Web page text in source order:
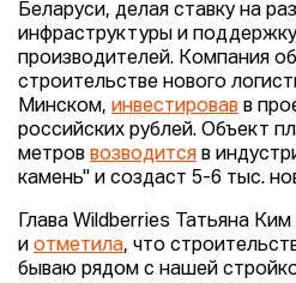
Беларуси, делая ставку на
инфраструктуры и
производителей. Компания
строительстве нового
Минском, инвестировав в
российских рублей. Объект
метров возводится в
камень" и создаст 5-6 тыс.
Глава Wildberries Татьяна
и отметила, что
бываю рядом с нашей